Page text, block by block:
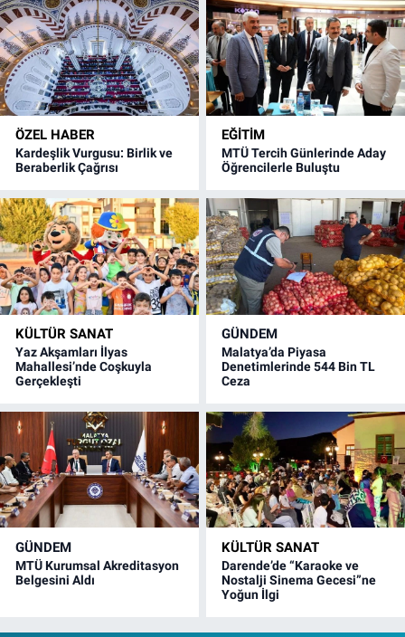
ÖZEL HABER
Kardeşlik Vurgusu: Birlik ve
Beraberlik Çağrısı
EĞITIM
MTÜ Tercih Günlerinde Aday
Öğrencilerle Buluştu
KÜLTÜR SANAT
Yaz Akşamları İlyas
Mahallesi’nde Coşkuyla
Gerçekleşti
GÜNDEM
Malatya’da Piyasa
Denetimlerinde 544 Bin TL
Ceza
GÜNDEM
MTÜ Kurumsal Akreditasyon
Belgesini Aldı
KÜLTÜR SANAT
Darende’de “Karaoke ve
Nostalji Sinema Gecesi”ne
Yoğun İlgi